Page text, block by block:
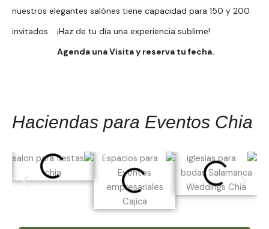
nuestros elegantes salónes tiene capacidad para 150 y 200
invitados. ¡Haz de tu día una experiencia sublime!
Agenda una Visita y reserva tu fecha.
Haciendas para Eventos Chia